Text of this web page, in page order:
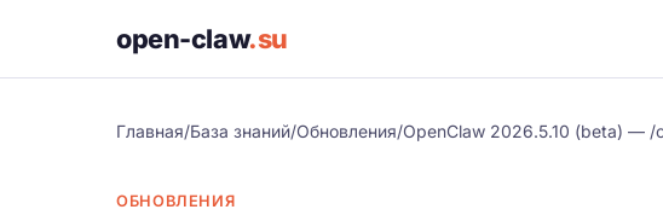
open-claw.su
Главная/База знаний/Обновления/OpenClaw 2026.5.10 (beta) — /
ОБНОВЛЕНИЯ